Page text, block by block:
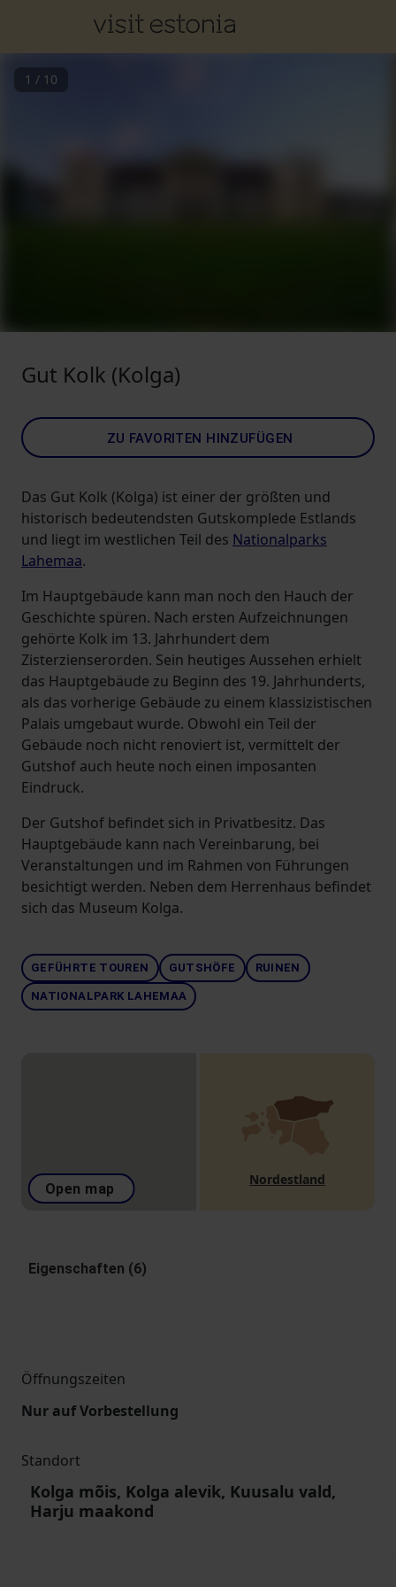
1 / 10
Gut Kolk (Kolga)
ZU FAVORITEN HINZUFÜGEN
Das Gut Kolk (Kolga) ist einer der größten und
historisch bedeutendsten Gutskomplede Estlands
und liegt im westlichen Teil des Nationalparks
Lahemaa.
Im Hauptgebäude kann man noch den Hauch der
Geschichte spüren. Nach ersten Aufzeichnungen
gehörte Kolk im 13. Jahrhundert dem
Zisterzienserorden. Sein heutiges Aussehen erhielt
das Hauptgebäude zu Beginn des 19. Jahrhunderts,
als das vorherige Gebäude zu einem klassizistischen
Palais umgebaut wurde. Obwohl ein Teil der
Gebäude noch nicht renoviert ist, vermittelt der
Gutshof auch heute noch einen imposanten
Eindruck.
Der Gutshof befindet sich in Privatbesitz. Das
Hauptgebäude kann nach Vereinbarung, bei
Veranstaltungen und im Rahmen von Führungen
besichtigt werden. Neben dem Herrenhaus befindet
sich das Museum Kolga.
GEFÜHRTE TOUREN GUTSHÖFE RUINEN
NATIONALPARK LAHEMAA
Open map
Nordestland
Eigenschaften (6)
Öffnungszeiten
Nur auf Vorbestellung
Standort
Kolga mõis, Kolga alevik, Kuusalu vald,
Harju maakond